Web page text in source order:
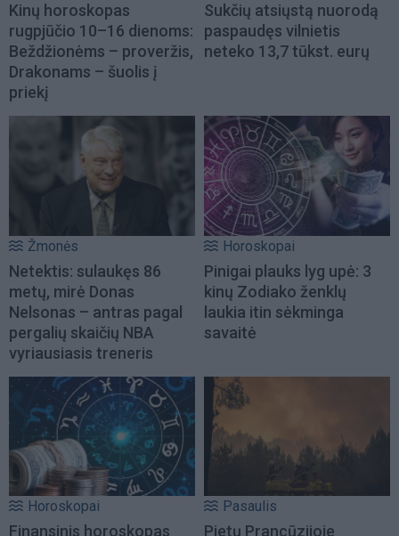
Kinų horoskopas
rugpjūčio 10–16 dienoms:
Beždžionėms – proveržis,
Drakonams – šuolis į
priekį
Sukčių atsiųstą nuorodą
paspaudęs vilnietis
neteko 13,7 tūkst. eurų
Žmonės
Netektis: sulaukęs 86
metų, mirė Donas
Nelsonas – antras pagal
pergalių skaičių NBA
vyriausiasis treneris
Horoskopai
Pinigai plauks lyg upė: 3
kinų Zodiako ženklų
laukia itin sėkminga
savaitė
Horoskopai
Finansinis horoskopas
Pasaulis
Pietų Prancūzijoje